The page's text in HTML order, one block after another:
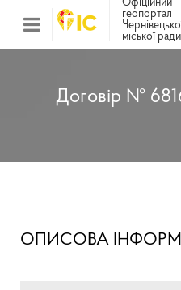
Офіційний
геопортал
міської ради
Договір №
ОПИСОВА